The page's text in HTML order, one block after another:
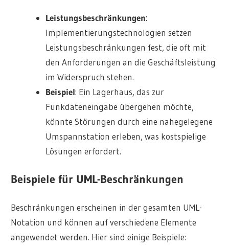
Leistungsbeschränkungen:
Implementierungstechnologien setzen
Leistungsbeschränkungen fest, die oft mit
den Anforderungen an die Geschäftsleistung
im Widerspruch stehen.
Beispiel: Ein Lagerhaus, das zur
Funkdateneingabe übergehen möchte,
könnte Störungen durch eine nahegelegene
Umspannstation erleben, was kostspielige
Lösungen erfordert.
Beispiele für UML-Beschränkungen
Beschränkungen erscheinen in der gesamten UML-
Notation und können auf verschiedene Elemente
angewendet werden. Hier sind einige Beispiele: